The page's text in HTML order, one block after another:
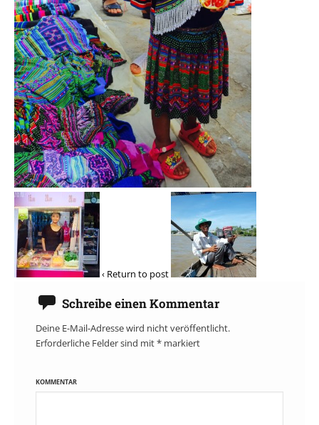
‹ Return to post
Schreibe einen Kommentar
Deine E-Mail-Adresse wird nicht veröffentlicht.
Erforderliche Felder sind mit* markiert
KOMMENTAR